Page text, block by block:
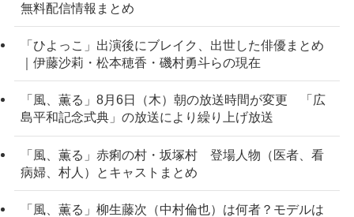
無料配信情報まとめ
「ひよっこ」出演後にブレイク、出世した俳優まとめ
｜伊藤沙莉・松本穂香・磯村勇斗らの現在
「風、薫る」8月6日（木）朝の放送時間が変更 「広
島平和記念式典」の放送により繰り上げ放送
「風、薫る」赤痢の村・坂塚村 登場人物（医者、看
病婦、村人）とキャストまとめ
「風、薫る」柳生藤次（中村倫也）は何者？モデルは